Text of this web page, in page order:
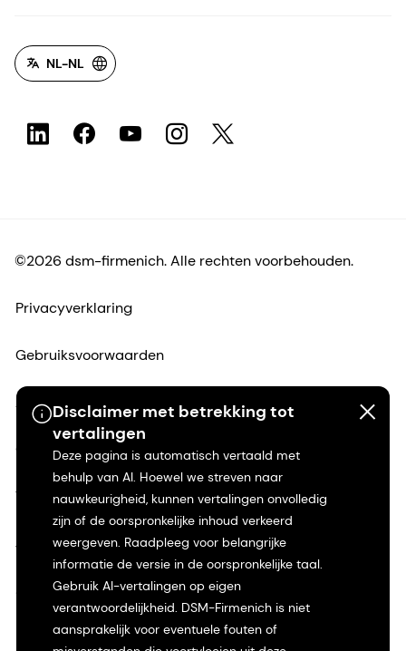
Disclaimer met betrekking tot
vertalingen
Deze pagina is automatisch vertaald met
behulp van AI. Hoewel we streven naar
nauwkeurigheid, kunnen vertalingen onvolledig
zijn of de oorspronkelijke inhoud verkeerd
weergeven. Raadpleeg voor belangrijke
informatie de versie in de oorspronkelijke taal.
Gebruik AI-vertalingen op eigen
verantwoordelijkheid. DSM-Firmenich is niet
aansprakelijk voor eventuele fouten of
NL-NL
©2026 dsm-firmenich. Alle rechten voorbehouden.
Privacyverklaring
Gebruiksvoorwaarden
Algemene voorwaarden
Californië Transparantie
Toegankelijkheidsverklaring
Juridische informatie
Sitemap